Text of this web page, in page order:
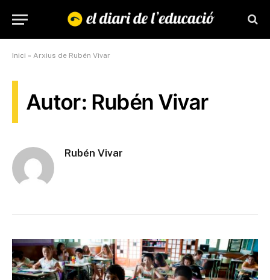
Inici » Arxius de Rubén Vivar
Autor: Rubén Vivar
Rubén Vivar